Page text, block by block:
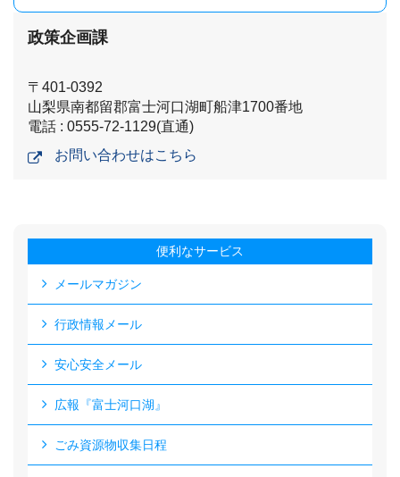
政策企画課
〒401-0392
山梨県南都留郡富士河口湖町船津1700番地
電話 : 0555-72-1129(直通)
お問い合わせはこちら
便利なサービス
メールマガジン
行政情報メール
安心安全メール
広報『富士河口湖』
ごみ資源物収集日程